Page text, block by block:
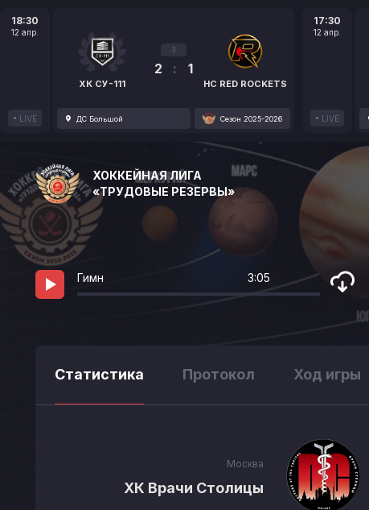
18:30
12 апр.
LIVE
ХК СУ-111
3
2 : 1
HC RED ROCKETS
ДС Большой Сезон 2025-2026
17:30
12 апр.
LIVE
ХОККЕЙНАЯ ЛИГА
«ТРУДОВЫЕ РЕЗЕРВЫ»
Гимн 3:05
Статистика Протокол Ход игры
Москва
ХК Врачи Столицы